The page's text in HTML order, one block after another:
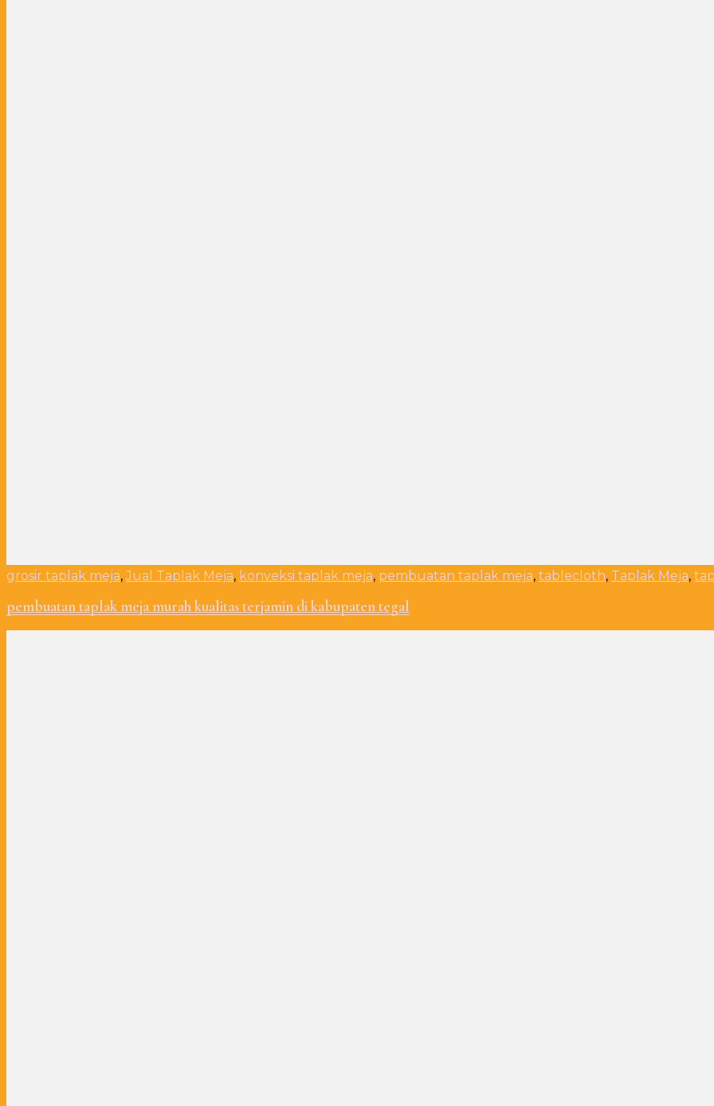
grosir taplak meja,Jual Taplak Meja, konveksi taplak meja, pembuatan taplak meja, tablecloth, Taplak Meja,
pembuatan taplak meja murah kualitas terjamin di kabupaten tegal